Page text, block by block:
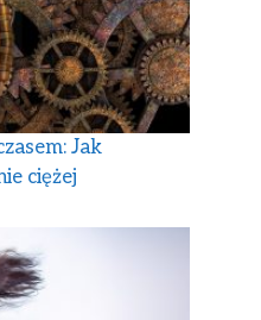
Jak
ciężej